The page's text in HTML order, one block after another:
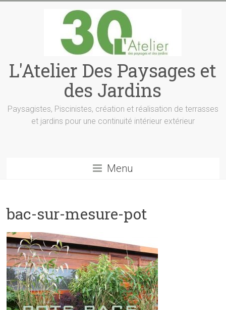
L'Atelier Des Paysages et
des Jardins
Paysagistes, Piscinistes, création et réalisation de terrasses
et jardins pour une continuité intérieur extérieur
Menu
bac-sur-mesure-pot